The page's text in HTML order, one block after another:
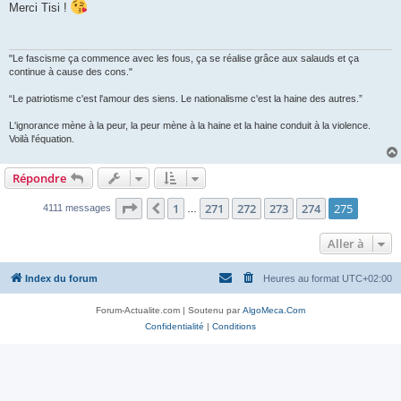
s
Merci Tisi !
"Le fascisme ça commence avec les fous, ça se réalise grâce aux salauds et ça
continue à cause des cons."
“Le patriotisme c'est l'amour des siens. Le nationalisme c'est la haine des autres.”
L'ignorance mène à la peur, la peur mène à la haine et la haine conduit à la violence.
Voilà l'équation.
Répondre
4111 messages Page 275 sur275
Précédente
1 271 272 273 274 275
Aller à
Index du forum Heures au format UTC+02:00
Forum-Actualite.com | Soutenu parAlgoMeca.Com
Confidentialité | Conditions